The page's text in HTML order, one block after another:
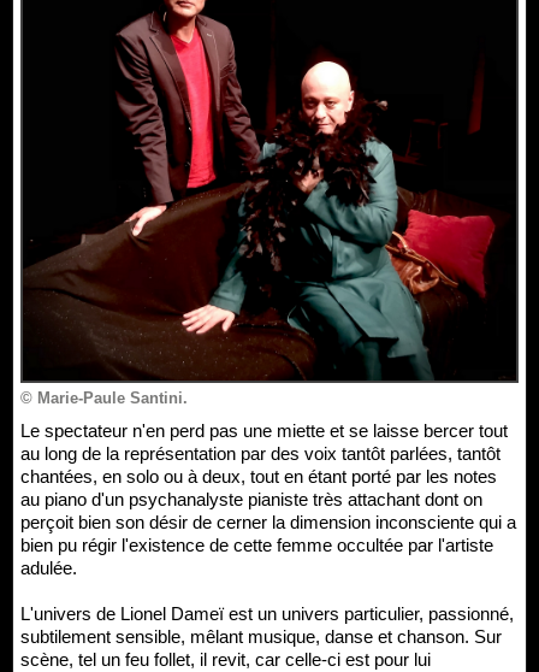
© Marie-Paule Santini.
Le spectateur n'en perd pas une miette et se laisse bercer tout
au long de la représentation par des voix tantôt parlées, tantôt
chantées, en solo ou à deux, tout en étant porté par les notes
au piano d'un psychanalyste pianiste très attachant dont on
perçoit bien son désir de cerner la dimension inconsciente qui a
bien pu régir l'existence de cette femme occultée par l'artiste
adulée.
L'univers de Lionel Dameï est un univers particulier, passionné,
subtilement sensible, mêlant musique, danse et chanson. Sur
scène, tel un feu follet, il revit, car celle-ci est pour lui